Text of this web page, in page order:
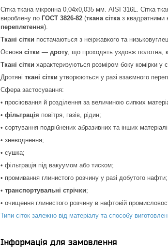
Сітка ткана мікронна 0,04х0,035 мм. AISI 316L. Сітка
вироблену по ГОСТ 3826-82 (ткана сітказ квадратними
переплетення).
Ткані сітки постачаються з неіржавкого та
Основа сітки — дроту, що проходять уздовж полотна,
Ткані сітки характеризуються розміром боку комірки у
Дротяні ткані сітки утворюються у разі взаємного
Сфера застосування:
• просіювання й розділення за величиною сипких
• фільтрація повітря, газів, рідин;
• сортування подрібнених абразивних та інших
• зневоднення;
• сушка;
• фільтрація під вакуумом або тиском;
• промивання глинистого розчину у разі добутого нафти;
• транспортувальні стрічки;
• очищення глинистого розчину в нафтовій
Типи сіток залежно від матеріалу та способу
Інформація для замовлення